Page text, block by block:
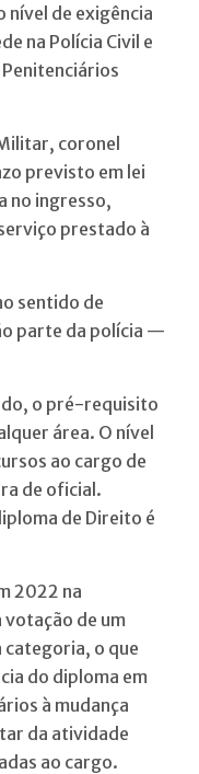
nível de exigência
na Polícia Civil e
coronel
previsto em lei
no ingresso,
prestado à
sentido de
parte da polícia —
o pré-requisito
área. O nível
ao cargo de
de oficial.
de Direito é
2022 na
votação de um
o que
do diploma em
à mudança
da atividade
ao cargo.